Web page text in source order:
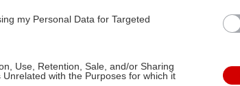
my Personal Data for Targeted
Use, Retention, Sale, and/or Sharing
with the Purposes for which it